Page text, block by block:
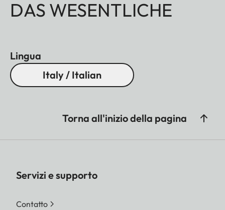
DAS WESENTLICHE
Lingua
Italy / Italian
Torna all'inizio della pagina
Servizi e supporto
Contatto